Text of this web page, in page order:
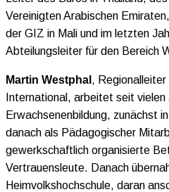
Vereinigten Arabischen
der GIZ in Mali und im letzten
Abteilungsleiter für den Bereich
Martin Westphal ,
International, arbeitet seit vielen
Erwachsenenbildung, zunächst
danach als Pädagogischer
gewerkschaftlich organisierte
Vertrauensleute. Danach
Heimvolkshochschule, daran